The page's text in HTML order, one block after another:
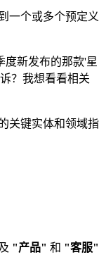
一个或多个预定义
度新发布的那款'星
？我想看看相关
关键实体和领域指
"产品" 和 "客服"